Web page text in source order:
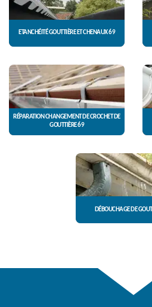
ETANCHÉITÉ GOUTTIÈRE ET CHENAUX 69
RÉPARATION CHANGEMENT DE CROCHET DE
GOUTTIÈRE 69
DÉBOUCHAGE DE